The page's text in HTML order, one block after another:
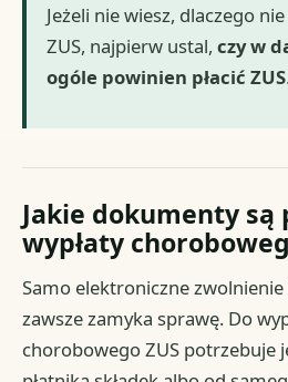
Jeżeli nie wiesz, dlaczego
ZUS, najpierw ustal,czy w
ogóle powinien płacić ZUS
Jakie dokumenty są
wypłaty
Samo elektroniczne
zawsze zamyka sprawę. Do
chorobowego ZUS potrzebuje